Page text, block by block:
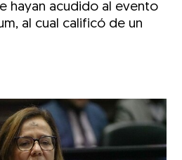
hayan acudido al evento
al cual calificó de un
mediante Email
actual mediante Facebook
actual mediante Twitter
el artículo actual mediante LinkedIn
el artículo actual mediante